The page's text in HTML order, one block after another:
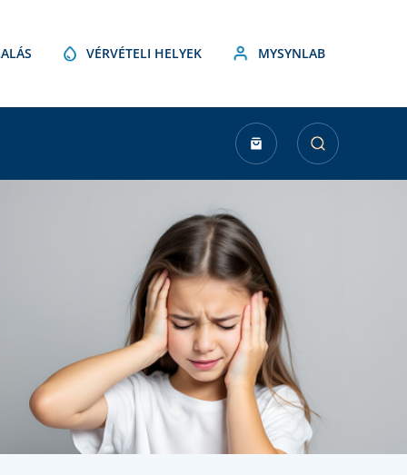
VÉRVÉTELI HELYEK MYSYNLAB